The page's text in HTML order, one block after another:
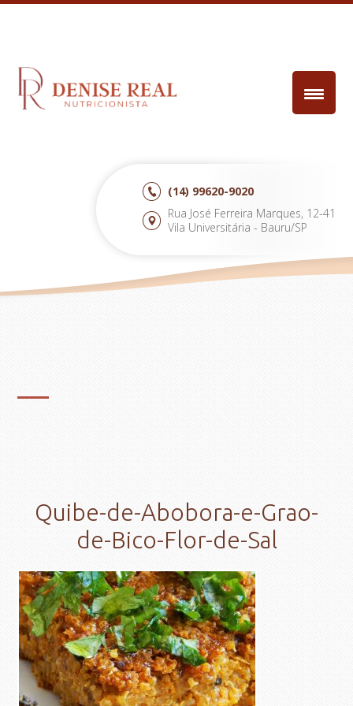
(14) 99620-9020
Rua José Ferreira Marques, 12-41
Vila Universitária - Bauru/SP
Quibe-de-Abobora-e-Grao-
de-Bico-Flor-de-Sal